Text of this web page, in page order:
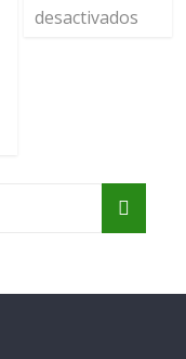
desactivados